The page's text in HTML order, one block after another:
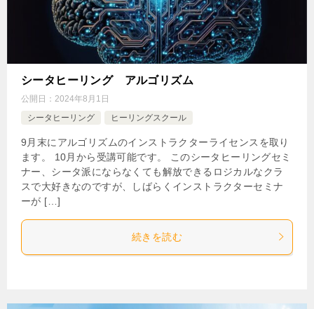
シータヒーリング アルゴリズム
公開日： 2024年8月1日
シータヒーリング
ヒーリングスクール
9月末にアルゴリズムのインストラクターライセンスを取り
ます。 10月から受講可能です。 このシータヒーリングセミ
ナー、シータ派にならなくても解放できるロジカルなクラ
スで大好きなのですが、しばらくインストラクターセミナ
ーが […]
続きを読む